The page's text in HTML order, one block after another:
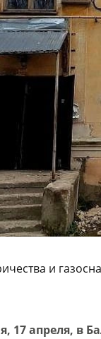
и
17 апреля, в